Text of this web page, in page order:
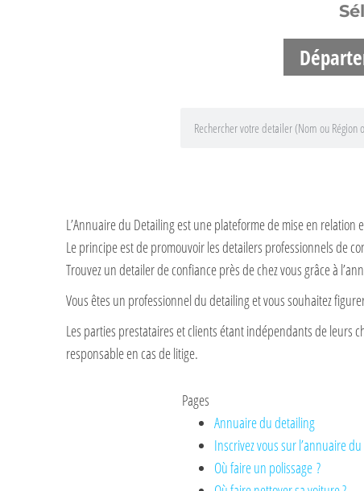
L’Annuaire du Detailing est une plateforme de mise en
Le principe est de promouvoir les detailers professionnels de
Trouvez un detailer de confiance près de chez vous grâce à
Vous êtes un professionnel du detailing et vous souhaitez
Les parties prestataires et clients étant indépendants de
responsable en cas de litige.
Pages
Annuaire du detailing
Inscrivez vous sur l’annuaire
Où faire un polissage ?